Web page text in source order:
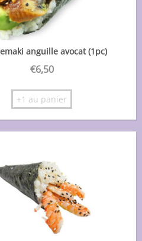
anguille avocat (1pc)
€6,50
+1 au panier